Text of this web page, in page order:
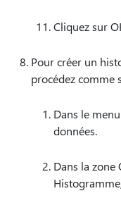
Cliquez sur
Pour créer un
procédez comme
Dans le
données.
Dans la zone